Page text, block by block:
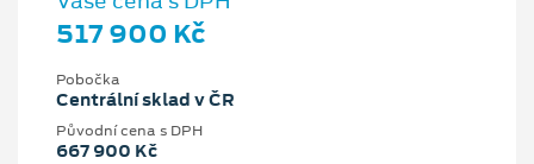
517 900 Kč
Pobočka
Centrální sklad v ČR
Původní cena s DPH
667 900 Kč